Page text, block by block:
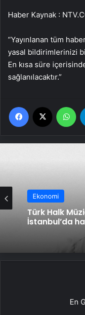
Haber Kaynak :
“Yayınlanan tüm
yasal bildirimlerinizi
En kısa süre
sağlanılacaktır.”
Facebook
Ekonomi
Türk Halk
İstanbul’da
En